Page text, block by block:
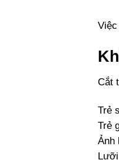
Cắt
Trẻ
Trẻ
Ảnh